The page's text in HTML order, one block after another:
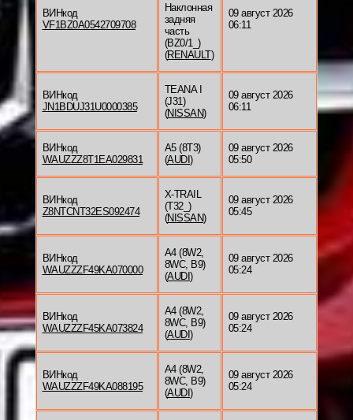
ВИНкод
VF1BZ0A0542709708
Наклонная
задняя
часть
(BZ0/1_)
(RENAULT)
09 август 2026
06:11
ВИНкод
JN1BDUJ31U0000385
TEANA I
(J31)
(NISSAN)
09 август 2026
06:11
ВИНкод
WAUZZZ8T1EA029831
A5 (8T3)
(AUDI )
09 август 2026
05:50
ВИНкод
Z8NTCNT32ES092474
X-TRAIL
(T32_)
(NISSAN)
09 август 2026
05:45
ВИНкод
WAUZZZF49KA070000
A4 (8W2,
8WC, B9)
(AUDI )
09 август 2026
05:24
ВИНкод
WAUZZZF45KA073824
A4 (8W2,
8WC, B9)
(AUDI )
09 август 2026
05:24
ВИНкод
WAUZZZF49KA088195
A4 (8W2,
8WC, B9)
(AUDI )
09 август 2026
05:24